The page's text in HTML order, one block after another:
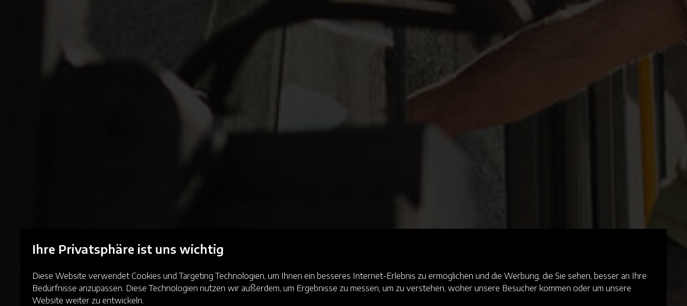
Ihre Privatsphäre ist uns wichtig
Diese Website verwendet Cookies und Targeting Technologien, um Ihnen ein besseres Internet-Erlebnis zu ermöglichen und die Werbung, die Sie sehen, besser an Ihre
Bedürfnisse anzupassen. Diese Technologien nutzen wir außerdem, um Ergebnisse zu messen, um zu verstehen, woher unsere Besucher kommen oder um unsere
Website weiter zu entwickeln.